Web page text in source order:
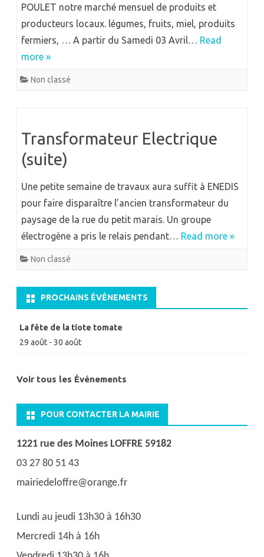
POULET notre marché mensuel de produits et
producteurs locaux. légumes, fruits, miel, produits
fermiers, … A partir du Samedi 03 Avril… Read
more »
Non classé
Transformateur Electrique
(suite)
Une petite semaine de travaux aura suffit à ENEDIS
pour faire disparaître l’ancien transformateur du
paysage de la rue du petit marais. Un groupe
électrogène a pris le relais pendant… Read more »
Non classé
PROCHAINS ÉVÉNEMENTS
La fête de la tiote tomate
29 août - 30 août
Voir tous les Événements
POUR CONTACTER LA MAIRIE
1221 rue des Moines LOFFRE 59182
03 27 80 51 43
mairiedeloffre@orange.fr
Lundi au jeudi 13h30 à 16h30
Mercredi 14h à 16h